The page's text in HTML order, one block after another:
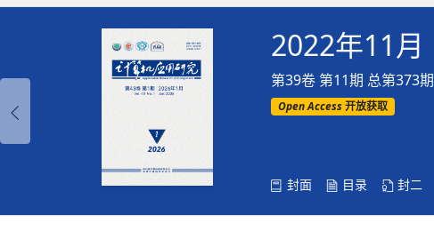
2022年11月
第39卷 第11期 总第373期
Open Access开放获取
封面 目录 封二